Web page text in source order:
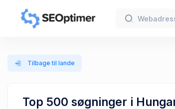
Tilbage til lande
Top 500 søgninger i